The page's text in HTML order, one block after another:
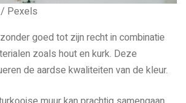
Pexels
goed tot zijn recht in combinatie
zoals hout en kurk. Deze
de aardse kwaliteiten van de kleur.